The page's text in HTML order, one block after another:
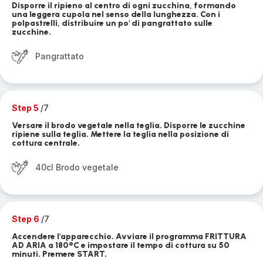
Disporre il ripieno al centro di ogni zucchina, formando
una leggera cupola nel senso della lunghezza. Con i
polpastrelli, distribuire un po' di pangrattato sulle
zucchine.
Pangrattato
Step 5 /7
Versare il brodo vegetale nella teglia. Disporre le zucchine
ripiene sulla teglia. Mettere la teglia nella posizione di
cottura centrale.
40cl Brodo vegetale
Step 6 /7
Accendere l'apparecchio. Avviare il programma FRITTURA
AD ARIA a 180°C e impostare il tempo di cottura su 50
minuti. Premere START.